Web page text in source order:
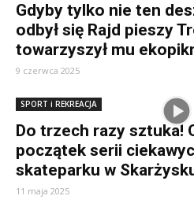
Gdyby tylko nie ten
odbył się Rajd pieszy
towarzyszył mu
9 czerwca 2025
SPORT i REKREACJA
Do trzech razy sztuka!
początek serii
skateparku w
11 maja 2025